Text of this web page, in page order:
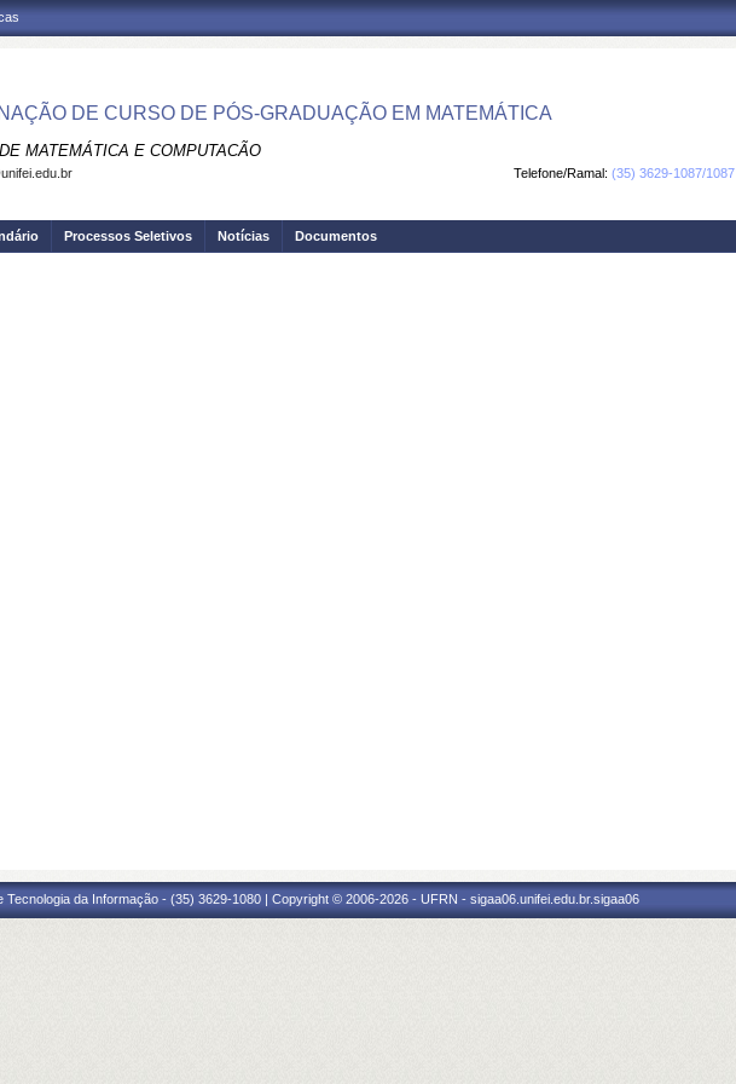
DE CURSO DE PÓS-GRADUAÇÃO EM MATEMÁTICA
MATEMÁTICA E COMPUTACÃO
Telefone/Ramal: (35) 3629-1087/1087
Processos Seletivos Notícias Documentos
Tecnologia da Informação - (35) 3629-1080 | Copyright © 2006-2026 - UFRN - sigaa06.unifei.edu.br.sigaa06